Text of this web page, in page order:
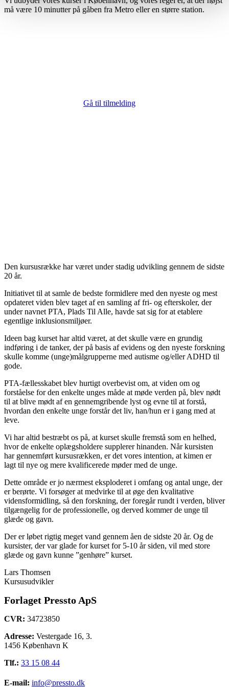
må være 10 minutter på gåben fra Metro eller en større station.
Gå til tilmelding
Den kursusrække har været under stadig udvikling gennem de sidste
20 år.
Initiativet til at samle de bedste formidlere med den nyeste og mest
opdateret viden blev taget af en samling af fri- og efterskoler, der
under navnet PTA, Plads Til Alle, havde sat sig for at etablere
egentlige inklusionsmiljøer.
Ideen bag kurset har altid været, at det skulle være en grundig
indføring i de tanker, der på basis af evidens og den nyeste forskning
skulle komme (unge)målgrupperne med autisme og/eller ADHD til
gode.
PTA-fællesskabet blev hurtigt overbevist om, at viden om og
forståelse for den enkelte unges måde at møde verden på, blev nødt
til at blive mødt af en gennemgribende lyst og evne til at forstå,
hvordan den enkelte unge forstår det liv, han/hun er i gang med at
leve.
Vi har altid bestræbt os på, at kurset skulle fremstå som en helhed,
hvor de enkelte oplægsholdere supplerer hinanden. Når kursisten
har gennemført kursusrækken, er det vores intention, at kimen er
lagt til nye og mere kvalificerede møder med de unge.
Dette område er jo nærmest eksploderet i omfang og antal unge, der
er berørte. Vi forsøger at medvirke til at øge den kvalitative
vidensformidling, så den forskning, der foregår rundt i verden, bliver
tilgængelig for de professionelle, og derved kommer de unge til
glæde og gavn.
Der er løbet rigtig meget vand gennem åen de sidste 20 år. Og de
kursister, der var glade for kurset for 5-10 år siden, vil med store
glæde og gavn kunne ”genhøre” kurset.
Lars Thomsen
Kursusudvikler
Forlaget Pressto ApS
CVR: 34723850
Adresse: Vestergade 16, 3.
1456 København K
Tlf.: 33 15 08 44
E-mail: info@pressto.dk